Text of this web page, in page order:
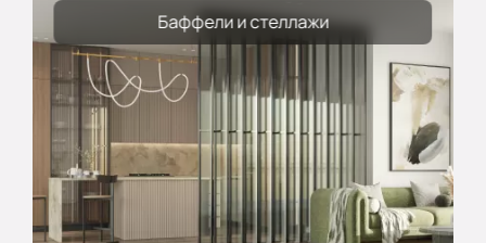
Баффели и стеллажи